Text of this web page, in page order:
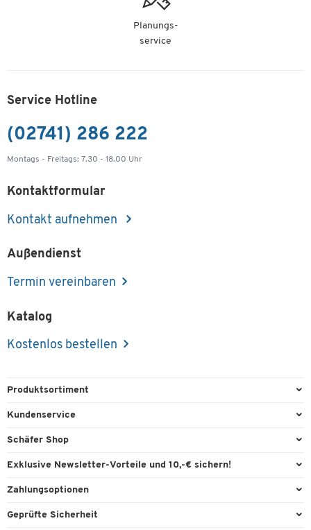
Planungs-
service
Service Hotline
(02741) 286 222
Montags - Freitags: 7.30 - 18.00 Uhr
Kontaktformular
Kontakt aufnehmen
Außendienst
Termin vereinbaren
Katalog
Kostenlos bestellen
Produktsortiment
Büroausstattung
Reinigung & Hygiene
Technik
Kundenservice
Direktbestellung
Kontaktformulare
Lieferinformationen
Schäfer Shop
Services & Leistungen
Workplace Solutions
Exklusive Newsletter-Vorteile und 10,-€ sichern!
Willkommensgutschein
Zahlungsoptionen
Paypal
Geprüfte Sicherheit